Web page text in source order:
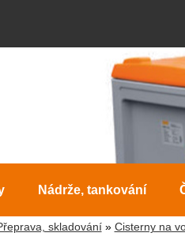
Nádrže, tankování
skladování» Cisterny na